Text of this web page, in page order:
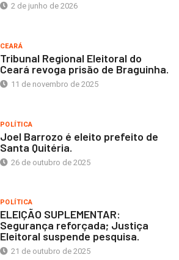
2 de junho de 2026
CEARÁ
Tribunal Regional Eleitoral do
Ceará revoga prisão de Braguinha.
11 de novembro de 2025
POLÍTICA
Joel Barrozo é eleito prefeito de
Santa Quitéria.
26 de outubro de 2025
POLÍTICA
ELEIÇÃO SUPLEMENTAR:
Segurança reforçada; Justiça
Eleitoral suspende pesquisa.
21 de outubro de 2025